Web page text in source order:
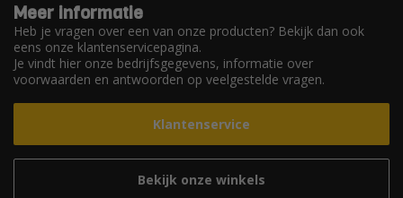
Meer informatie
Heb je vragen over een van onze producten? Bekijk dan ook
eens onze klantenservicepagina.
Je vindt hier onze bedrijfsgegevens, informatie over
voorwaarden en antwoorden op veelgestelde vragen.
Klantenservice
Bekijk onze winkels